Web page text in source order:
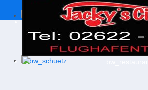
Datenschutzerklärung